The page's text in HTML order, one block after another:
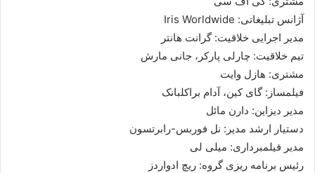
آژانس تبلیغاتی: Iris Worldwide
مدیر اجرایی خلاقیت: گرانت هانتر
تیم خلاقیت: چارلی پارکر، جانی مارش
مشتری: هازل وایت
فیلمساز: گای کین، آدام براکلبانک
مدیر دیزاین: دارن مائل
دستیار ارشد مدیر: نل فوربس-رابرتسون
مدیر فیلمبرداری: میلی لی
رئیس برنامه ریزی گروه: ریچ ادواردز